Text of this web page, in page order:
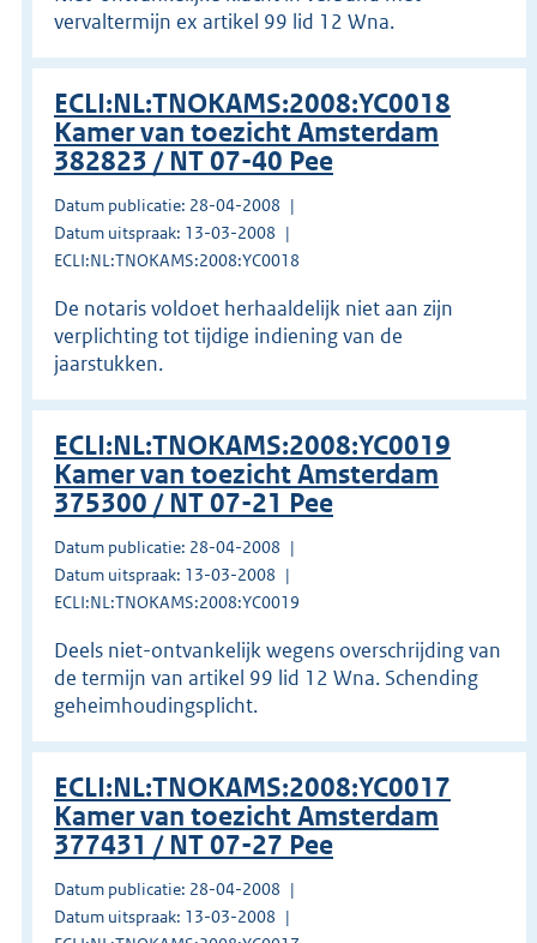
vervaltermijn ex artikel 99 lid 12 Wna.
ECLI:NL:TNOKAMS:2008:YC0018
Kamer van toezicht Amsterdam
382823 / NT 07-40 Pee
Datum publicatie: 28-04-2008
Datum uitspraak: 13-03-2008
ECLI:NL:TNOKAMS:2008:YC0018
De notaris voldoet herhaaldelijk niet aan zijn
verplichting tot tijdige indiening van de
jaarstukken.
ECLI:NL:TNOKAMS:2008:YC0019
Kamer van toezicht Amsterdam
375300 / NT 07-21 Pee
Datum publicatie: 28-04-2008
Datum uitspraak: 13-03-2008
ECLI:NL:TNOKAMS:2008:YC0019
Deels niet-ontvankelijk wegens overschrijding van
de termijn van artikel 99 lid 12 Wna. Schending
geheimhoudingsplicht.
ECLI:NL:TNOKAMS:2008:YC0017
Kamer van toezicht Amsterdam
377431 / NT 07-27 Pee
Datum publicatie: 28-04-2008
Datum uitspraak: 13-03-2008